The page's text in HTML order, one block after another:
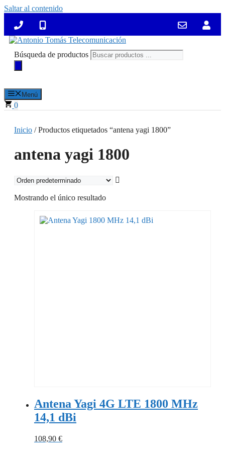
Saltar al contenido
Búsqueda de productos
Menú
0
Inicio / Productos etiquetados “antena yagi 1800”
antena yagi 1800
Mostrando el único resultado
Antena Yagi 4G LTE 1800 MHz
14,1 dBi
108,90 €